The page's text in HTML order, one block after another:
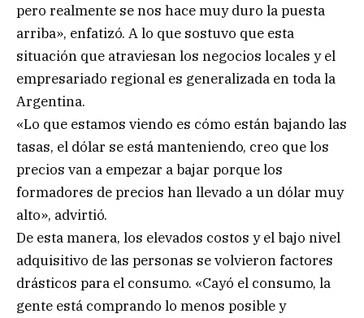
pero realmente se nos hace muy duro la puesta
arriba», enfatizó. A lo que sostuvo que esta
situación que atraviesan los negocios locales y el
empresariado regional es generalizada en toda la
Argentina.
«Lo que estamos viendo es cómo están bajando las
tasas, el dólar se está manteniendo, creo que los
precios van a empezar a bajar porque los
formadores de precios han llevado a un dólar muy
alto», advirtió.
De esta manera, los elevados costos y el bajo nivel
adquisitivo de las personas se volvieron factores
drásticos para el consumo. «Cayó el consumo, la
gente está comprando lo menos posible y